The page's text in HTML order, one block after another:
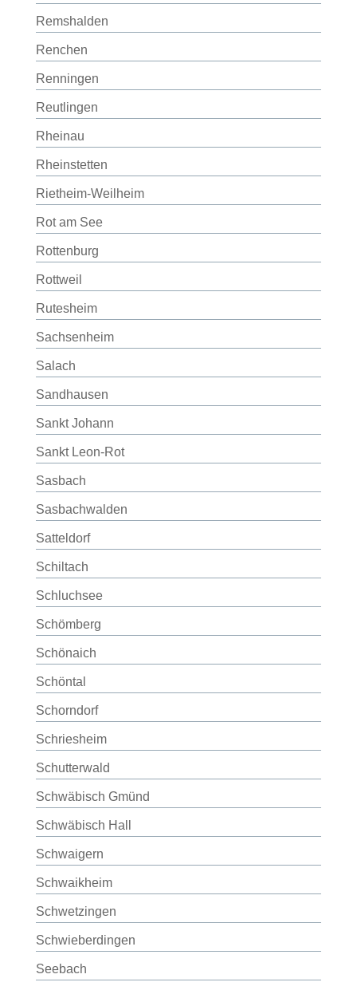
Remshalden
Renchen
Renningen
Reutlingen
Rheinau
Rheinstetten
Rietheim-Weilheim
Rot am See
Rottenburg
Rottweil
Rutesheim
Sachsenheim
Salach
Sandhausen
Sankt Johann
Sankt Leon-Rot
Sasbach
Sasbachwalden
Satteldorf
Schiltach
Schluchsee
Schömberg
Schönaich
Schöntal
Schorndorf
Schriesheim
Schutterwald
Schwäbisch Gmünd
Schwäbisch Hall
Schwaigern
Schwaikheim
Schwetzingen
Schwieberdingen
Seebach